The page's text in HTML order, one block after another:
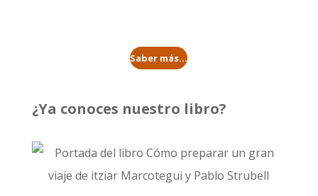
Saber más...
¿Ya conoces nuestro libro?